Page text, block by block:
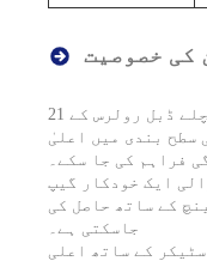
کی خصوصیت
انگل مشین جو اوپری اور نچلے ڈبل رولرس کے 21
سطح بندی میں اعلیٰ
فراہم کی جا سکے۔
ایک خودکار گیپ
کے ساتھ حاصل کی
جاسکتی ہے۔
کے ساتھ اعلی